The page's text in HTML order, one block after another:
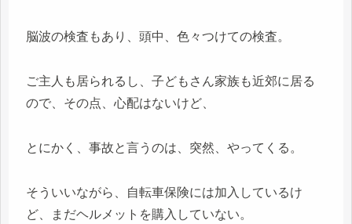
脳波の検査もあり、頭中、色々つけての検査。
ご主人も居られるし、子どもさん家族も近郊に居る
ので、その点、心配はないけど、
とにかく、事故と言うのは、突然、やってくる。
そういいながら、自転車保険には加入しているけ
ど、まだヘルメットを購入していない。